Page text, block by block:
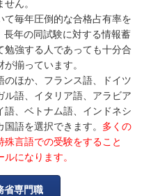
ん。
毎年圧倒的な合格占有率を
年の同試験に対する情報蓄
強する人であっても十分合
揃っています。
ほか、フランス語、ドイツ
語、イタリア語、アラビア
、ベトナム語、インドネシ
語を選択できます。 多くの
言語での受験をすること
になります。
省専門職